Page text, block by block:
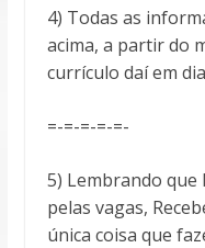
4) Todas as
acima, a partir do
currículo daí em
=-=-=-=-=-
5) Lembrando que
pelas vagas,
única coisa que